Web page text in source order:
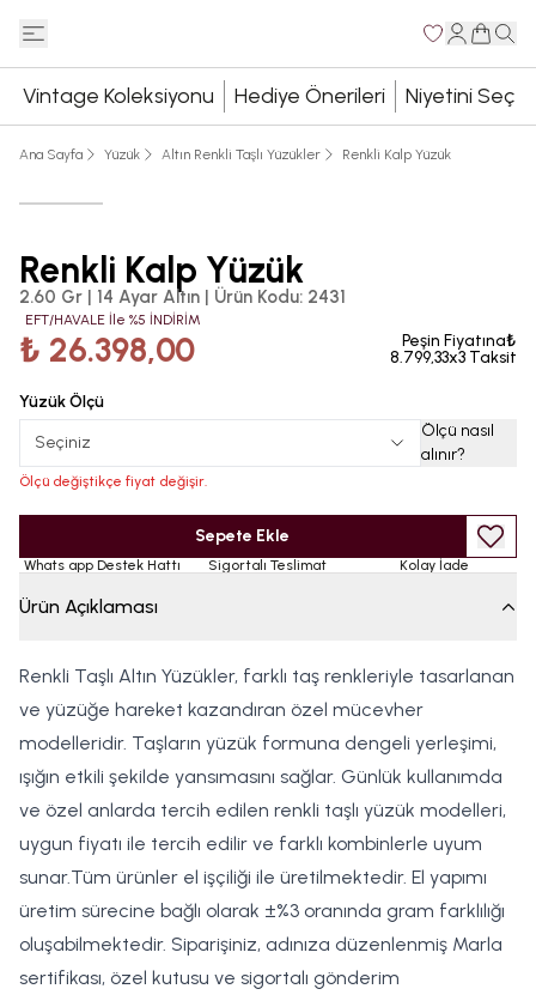
Vintage Koleksiyonu Hediye Önerileri Niyetini Seç
Ana Sayfa Yüzük Altın Renkli Taşlı Yüzükler Renkli Kalp Yüzük
Renkli Kalp Yüzük
2.60 Gr | 14 Ayar Altın | Ürün Kodu: 2431
EFT/HAVALE İle %5 İNDİRİM
₺ 26.398,00
Peşin Fiyatına₺
8.799,33x3 Taksit
Yüzük Ölçü
Seçiniz
Ölçü nasıl
alınır?
Ölçü değiştikçe fiyat değişir.
Sepete Ekle
Whats app Destek Hattı Sigortalı Teslimat Kolay İade
Ürün Açıklaması
Renkli Taşlı Altın Yüzükler, farklı taş renkleriyle tasarlanan
ve yüzüğe hareket kazandıran özel mücevher
modelleridir. Taşların yüzük formuna dengeli yerleşimi,
ışığın etkili şekilde yansımasını sağlar. Günlük kullanımda
ve özel anlarda tercih edilen renkli taşlı yüzük modelleri,
uygun fiyatı ile tercih edilir ve farklı kombinlerle uyum
sunar.Tüm ürünler el işçiliği ile üretilmektedir. El yapımı
üretim sürecine bağlı olarak ±%3 oranında gram farklılığı
oluşabilmektedir. Siparişiniz, adınıza düzenlenmiş Marla
sertifikası, özel kutusu ve sigortalı gönderim